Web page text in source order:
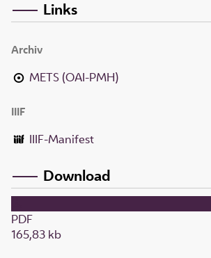
Links
Archiv
METS (OAI-PMH)
IIIF
IIIF-Manifest
Download
PDF
165,83 kb